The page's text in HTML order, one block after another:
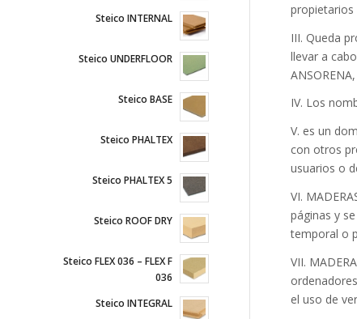
propietarios
III. Queda
llevar a
IV. Los
V. es un
con otros
usuarios o
VI.
páginas y
temporal o
VII.
el uso de
Steico INTERNAL
Steico UNDERFLOOR
Steico BASE
Steico PHALTEX
Steico PHALTEX 5
Steico ROOF DRY
Steico FLEX 036 – FLEX F
036
Steico INTEGRAL